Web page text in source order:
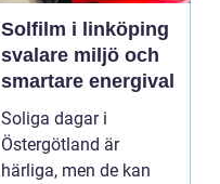
Solfilm i linköping
svalare miljö och
smartare energival
Soliga dagar i
Östergötland är
härliga, men de kan